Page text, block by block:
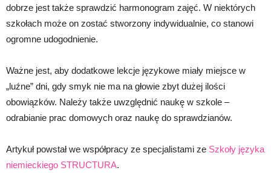
dobrze jest także sprawdzić harmonogram zajęć. W niektórych
szkołach może on zostać stworzony indywidualnie, co stanowi
ogromne udogodnienie.
Ważne jest, aby dodatkowe lekcje językowe miały miejsce w
„luźne” dni, gdy smyk nie ma na głowie zbyt dużej ilości
obowiązków. Należy także uwzględnić naukę w szkole –
odrabianie prac domowych oraz naukę do sprawdzianów.
Artykuł powstał we współpracy ze specjalistami ze Szkoły języka
niemieckiego STRUCTURA.